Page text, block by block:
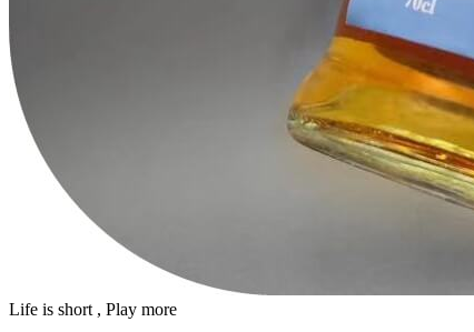
Life is short , Play more